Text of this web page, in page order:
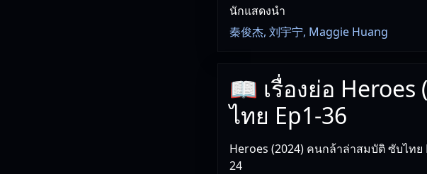
นักแสดงนำ
秦俊杰, 刘宇宁, Maggie Huang
📖 เรื่องย่อ
ไทย Ep1-36
Heroes (2024) คนกล้าล่าสมบัติ ซับไท
24